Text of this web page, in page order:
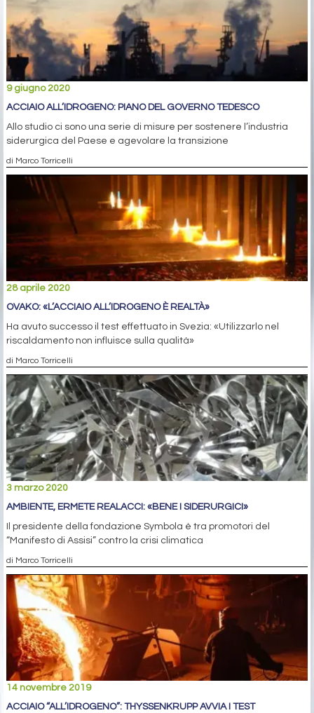
9 giugno 2020
ACCIAIO ALL’IDROGENO: PIANO DEL GOVERNO TEDESCO
Allo studio ci sono una serie di misure per sostenere l’industria
siderurgica del Paese e agevolare la transizione
di Marco Torricelli
28 aprile 2020
OVAKO: «L’ACCIAIO ALL’IDROGENO È REALTÀ»
Ha avuto successo il test effettuato in Svezia: «Utilizzarlo nel
riscaldamento non influisce sulla qualità»
di Marco Torricelli
3 marzo 2020
AMBIENTE, ERMETE REALACCI: «BENE I SIDERURGICI»
Il presidente della fondazione Symbola è tra promotori del
“Manifesto di Assisi” contro la crisi climatica
di Marco Torricelli
14 novembre 2019
ACCIAIO “ALL’IDROGENO”: THYSSENKRUPP AVVIA I TEST